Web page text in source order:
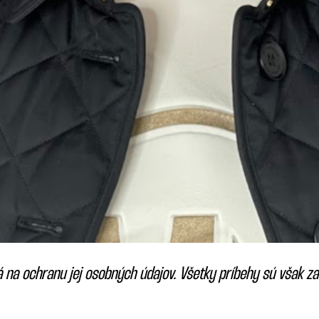
ochranu jej osobných údajov. Všetky príbehy sú však